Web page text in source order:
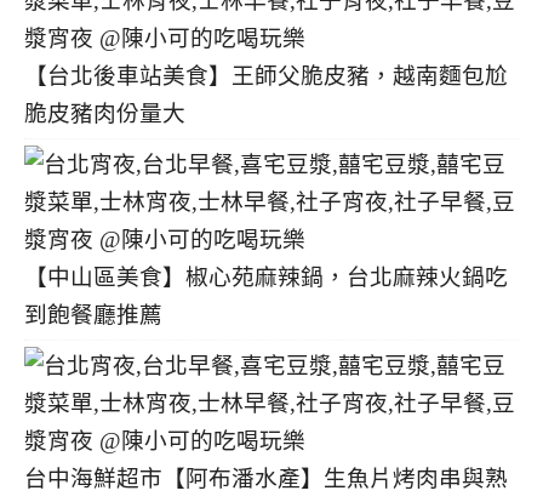
【台北後車站美食】王師父脆皮豬，越南麵包尬
脆皮豬肉份量大
【中山區美食】椒心苑麻辣鍋，台北麻辣火鍋吃
到飽餐廳推薦
台中海鮮超市【阿布潘水產】生魚片烤肉串與熟